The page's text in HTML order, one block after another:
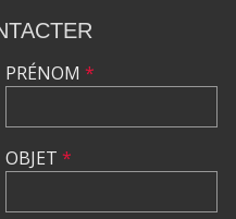
PRÉNOM *
OBJET *